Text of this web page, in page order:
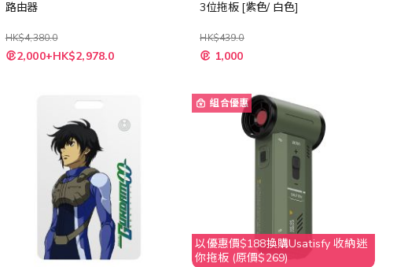
路由器
HK$4,380.0
特
殊 2,000+HK$2,978.0
3位拖板 [紫色/ 白色]
HK$439.0
1,000
組合優惠
以優惠價$188換購Usatisfy 收納迷
你拖板 (原價$269)